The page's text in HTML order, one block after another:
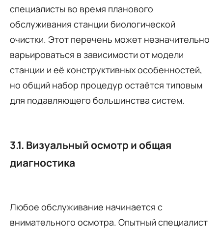
специалисты во время планового
обслуживания станции биологической
очистки. Этот перечень может незначительно
варьироваться в зависимости от модели
станции и её конструктивных особенностей,
но общий набор процедур остаётся типовым
для подавляющего большинства систем.
3.1. Визуальный осмотр и общая
диагностика
Любое обслуживание начинается с
внимательного осмотра. Опытный специалист